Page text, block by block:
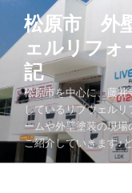
テ
ツ
へ
キ
ッ
松原市 外
ェルリフォ
記
松原市を中心に、藤井
しているリブウェル
ームや外壁塗装の現
ご紹介していきます♪